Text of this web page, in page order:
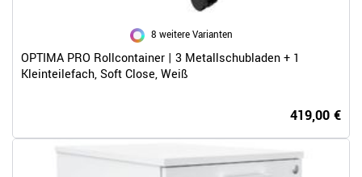
8 weitere Varianten
OPTIMA PRO Rollcontainer | 3 Metallschubladen + 1
Kleinteilefach, Soft Close, Weiß
419,00 €